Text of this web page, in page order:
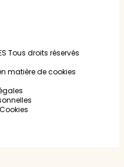
Tous droits réservés
matière de cookies